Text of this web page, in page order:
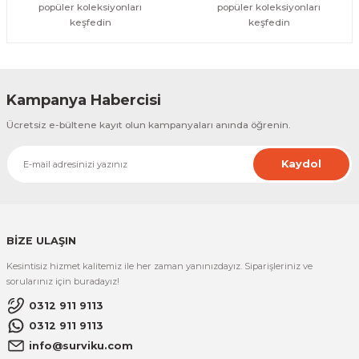
popüler koleksiyonları
keşfedin
popüler koleksiyonları
keşfedin
Kampanya Habercisi
Ücretsiz e-bültene kayıt olun kampanyaları anında öğrenin.
Kaydol
BİZE ULAŞIN
Kesintisiz hizmet kalitemiz ile her zaman yanınızdayız. Siparişleriniz ve
sorularınız için buradayız!
0312 911 9113
0312 911 9113
info@surviku.com